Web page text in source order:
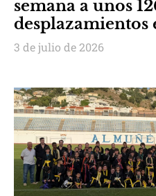
semana a unos
3 de julio de 2026